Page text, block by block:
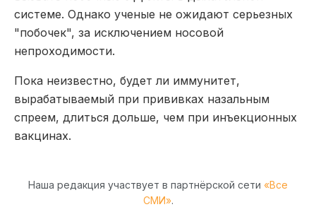
системе. Однако ученые не ожидают серьезных
"побочек", за исключением носовой
непроходимости.
Пока неизвестно, будет ли иммунитет,
вырабатываемый при прививках назальным
спреем, длиться дольше, чем при инъекционных
вакцинах.
Наша редакция участвует в партнёрской сети «Все
СМИ».